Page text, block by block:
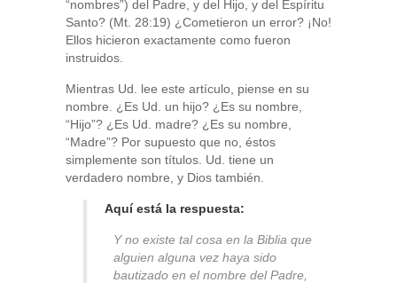
“nombres”) del Padre, y del Hijo, y del Espíritu
Santo? (Mt. 28:19) ¿Cometieron un error? ¡No!
Ellos hicieron exactamente como fueron
instruidos.
Mientras Ud. lee este artículo, piense en su
nombre. ¿Es Ud. un hijo? ¿Es su nombre,
“Hijo”? ¿Es Ud. madre? ¿Es su nombre,
“Madre”? Por supuesto que no, éstos
simplemente son títulos. Ud. tiene un
verdadero nombre, y Dios también.
Aquí está la respuesta:
Y no existe tal cosa en la Biblia que
alguien alguna vez haya sido
bautizado en el nombre del Padre,